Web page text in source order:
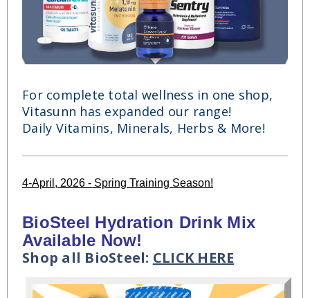
For complete total wellness in one shop,
Vitasunn has expanded our range!
Daily Vitamins, Minerals, Herbs & More!
4-April, 2026 - Spring Training Season!
BioSteel Hydration Drink Mix
Available Now!
Shop all BioSteel: CLICK HERE